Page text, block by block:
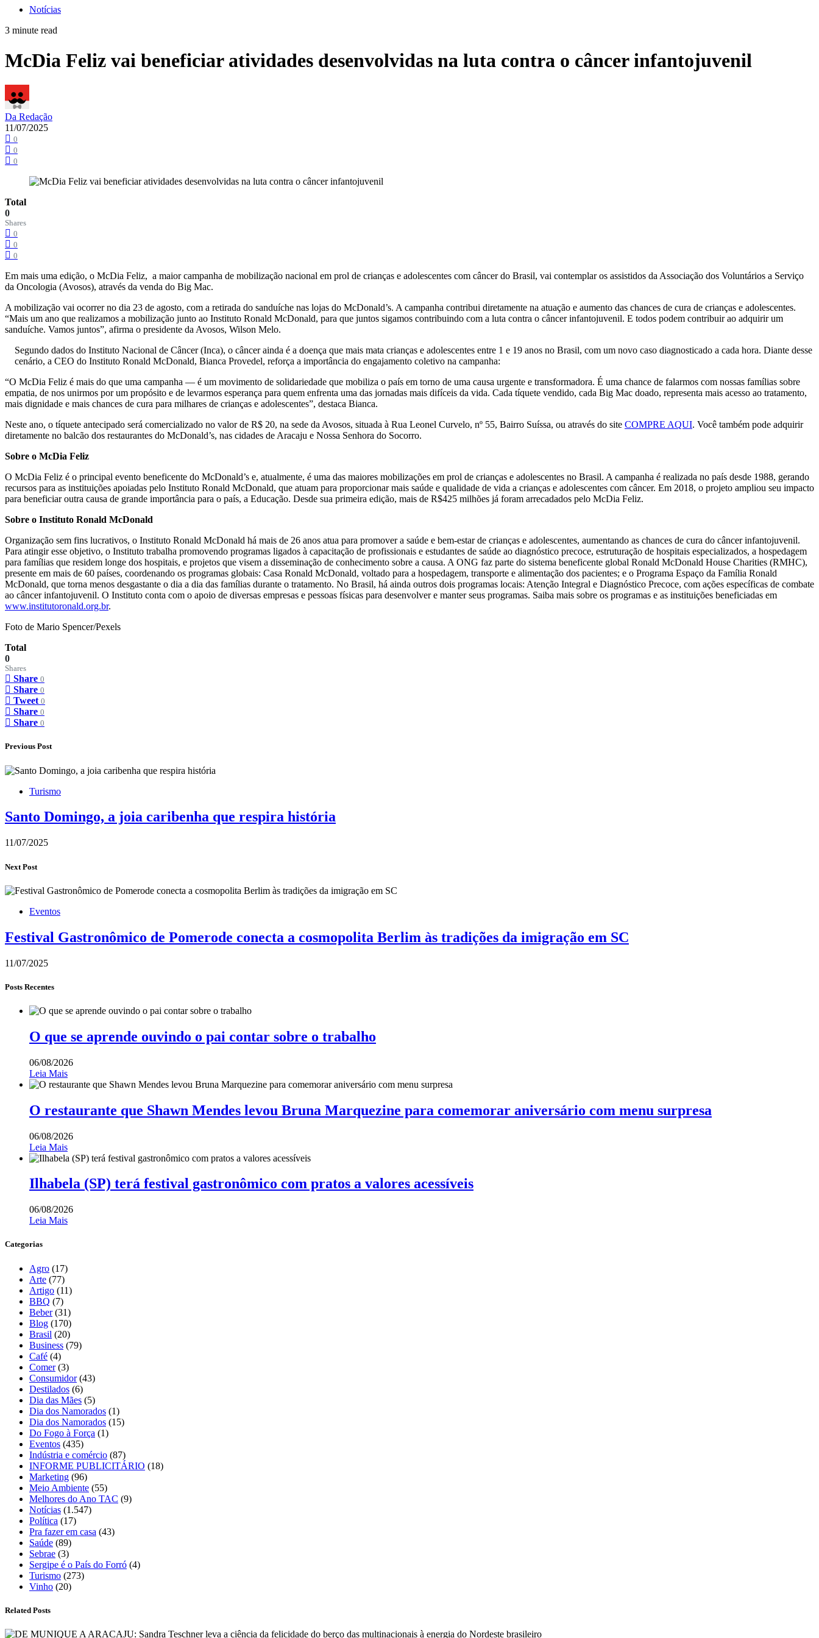
Notícias
3 minute read
McDia Feliz vai beneficiar atividades desenvolvidas na luta contra o câncer infantojuvenil
Da Redação
11/07/2025
0
0
0
Total
0
Shares
0
0
0
Em mais uma edição, o McDia Feliz, a maior campanha de mobilização nacional em prol de crianças e adolescentes com câncer do Brasil, vai contemplar os assistidos da Associação dos Voluntários a Serviço
da Oncologia (Avosos), através da venda do Big Mac.
A mobilização vai ocorrer no dia 23 de agosto, com a retirada do sanduíche nas lojas do McDonald’s. A campanha contribui diretamente na atuação e aumento das chances de cura de crianças e adolescentes.
“Mais um ano que realizamos a mobilização junto ao Instituto Ronald McDonald, para que juntos sigamos contribuindo com a luta contra o câncer infantojuvenil. E todos podem contribuir ao adquirir um
sanduíche. Vamos juntos”, afirma o presidente da Avosos, Wilson Melo.
Segundo dados do Instituto Nacional de Câncer (Inca), o câncer ainda é a doença que mais mata crianças e adolescentes entre 1 e 19 anos no Brasil, com um novo caso diagnosticado a cada hora. Diante desse
cenário, a CEO do Instituto Ronald McDonald, Bianca Provedel, reforça a importância do engajamento coletivo na campanha:
“O McDia Feliz é mais do que uma campanha — é um movimento de solidariedade que mobiliza o país em torno de uma causa urgente e transformadora. É uma chance de falarmos com nossas famílias sobre
empatia, de nos unirmos por um propósito e de levarmos esperança para quem enfrenta uma das jornadas mais difíceis da vida. Cada tíquete vendido, cada Big Mac doado, representa mais acesso ao tratamento,
mais dignidade e mais chances de cura para milhares de crianças e adolescentes”, destaca Bianca.
Neste ano, o tíquete antecipado será comercializado no valor de R$ 20, na sede da Avosos, situada à Rua Leonel Curvelo, nº 55, Bairro Suíssa, ou através do site COMPRE AQUI. Você também pode adquirir
diretamente no balcão dos restaurantes do McDonald’s, nas cidades de Aracaju e Nossa Senhora do Socorro.
Sobre o McDia Feliz
O McDia Feliz é o principal evento beneficente do McDonald’s e, atualmente, é uma das maiores mobilizações em prol de crianças e adolescentes no Brasil. A campanha é realizada no país desde 1988, gerando
recursos para as instituições apoiadas pelo Instituto Ronald McDonald, que atuam para proporcionar mais saúde e qualidade de vida a crianças e adolescentes com câncer. Em 2018, o projeto ampliou seu impacto
para beneficiar outra causa de grande importância para o país, a Educação. Desde sua primeira edição, mais de R$425 milhões já foram arrecadados pelo McDia Feliz.
Sobre o Instituto Ronald McDonald
Organização sem fins lucrativos, o Instituto Ronald McDonald há mais de 26 anos atua para promover a saúde e bem-estar de crianças e adolescentes, aumentando as chances de cura do câncer infantojuvenil.
Para atingir esse objetivo, o Instituto trabalha promovendo programas ligados à capacitação de profissionais e estudantes de saúde ao diagnóstico precoce, estruturação de hospitais especializados, a hospedagem
para famílias que residem longe dos hospitais, e projetos que visem a disseminação de conhecimento sobre a causa. A ONG faz parte do sistema beneficente global Ronald McDonald House Charities (RMHC),
presente em mais de 60 países, coordenando os programas globais: Casa Ronald McDonald, voltado para a hospedagem, transporte e alimentação dos pacientes; e o Programa Espaço da Família Ronald
McDonald, que torna menos desgastante o dia a dia das famílias durante o tratamento. No Brasil, há ainda outros dois programas locais: Atenção Integral e Diagnóstico Precoce, com ações específicas de combate
ao câncer infantojuvenil. O Instituto conta com o apoio de diversas empresas e pessoas físicas para desenvolver e manter seus programas. Saiba mais sobre os programas e as instituições beneficiadas em
www.institutoronald.org.br.
Foto de Mario Spencer/Pexels
Total
0
Shares
Share 0
Share 0
Tweet 0
Share 0
Share 0
Previous Post
Turismo
Santo Domingo, a joia caribenha que respira história
11/07/2025
Next Post
Eventos
Festival Gastronômico de Pomerode conecta a cosmopolita Berlim às tradições da imigração em SC
11/07/2025
Posts Recentes
O que se aprende ouvindo o pai contar sobre o trabalho
06/08/2026
Leia Mais
O restaurante que Shawn Mendes levou Bruna Marquezine para comemorar aniversário com menu surpresa
06/08/2026
Leia Mais
Ilhabela (SP) terá festival gastronômico com pratos a valores acessíveis
06/08/2026
Leia Mais
Categorias
Agro (17)
Arte (77)
Artigo (11)
BBQ (7)
Beber(31)
Blog (170)
Brasil (20)
Business (79)
Café (4)
Comer(3)
Consumidor(43)
Destilados (6)
Dia das Mães (5)
Dia dos Namorados (1)
Dia dos Namorados (15)
Do Fogo à Força (1)
Eventos (435)
Indústria e comércio (87)
INFORME PUBLICITÁRIO (18)
Marketing (96)
Meio Ambiente (55)
Melhores do Ano TAC (9)
Notícias (1.547)
Política (17)
Pra fazer em casa (43)
Saúde (89)
Sebrae (3)
Sergipe é o País do Forró (4)
Turismo (273)
Vinho (20)
Related Posts